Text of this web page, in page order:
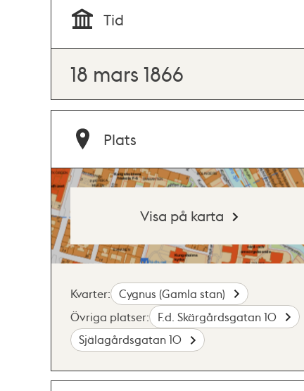
Tid
18 mars 1866
Plats
Visa på karta
Kvarter:
Cygnus (Gamla stan)
Övriga platser:
F.d. Skärgårdsgatan 10
Själagårdsgatan 10